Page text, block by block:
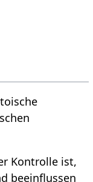
Kontrolle ist,
beeinflussen